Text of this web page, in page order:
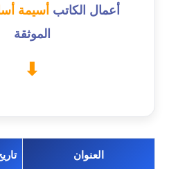
مدونة اشرف الكرم
عاملة
أعمال الكاتب أسيمة
الموثقة
العنوان